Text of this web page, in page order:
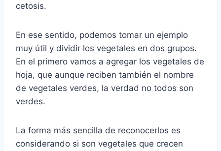
cetosis.
En ese sentido, podemos tomar un ejemplo
muy útil y dividir los vegetales en dos grupos.
En el primero vamos a agregar los vegetales de
hoja, que aunque reciben también el nombre
de vegetales verdes, la verdad no todos son
verdes.
La forma más sencilla de reconocerlos es
considerando si son vegetales que crecen